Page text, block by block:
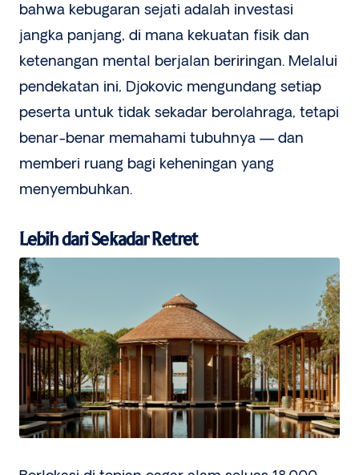
bahwa kebugaran sejati adalah investasi
jangka panjang, di mana kekuatan fisik dan
ketenangan mental berjalan beriringan. Melalui
pendekatan ini, Djokovic mengundang setiap
peserta untuk tidak sekadar berolahraga, tetapi
benar-benar memahami tubuhnya — dan
memberi ruang bagi keheningan yang
menyembuhkan.
Lebih dari Sekadar Retret